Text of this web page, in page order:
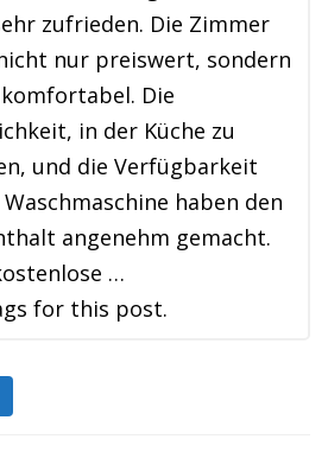
zufrieden. Die Zimmer
nur preiswert, sondern
Die
in der Küche zu
und die Verfügbarkeit
haben den
angenehm gemacht.
…
for this post.